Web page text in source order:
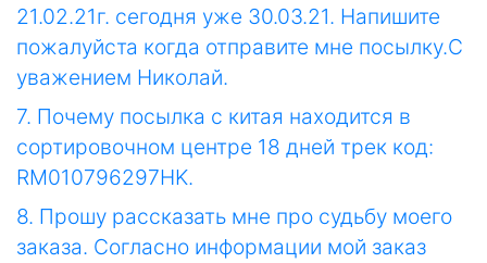
21.02.21г. сегодня уже 30.03.21. Напишите
пожалуйста когда отправите мне посылку.С
уважением Николай.
7. Почему посылка с китая находится в
сортировочном центре 18 дней трек код:
RM010796297HK.
8. Прошу рассказать мне про судьбу моего
заказа. Согласно информации мой заказ